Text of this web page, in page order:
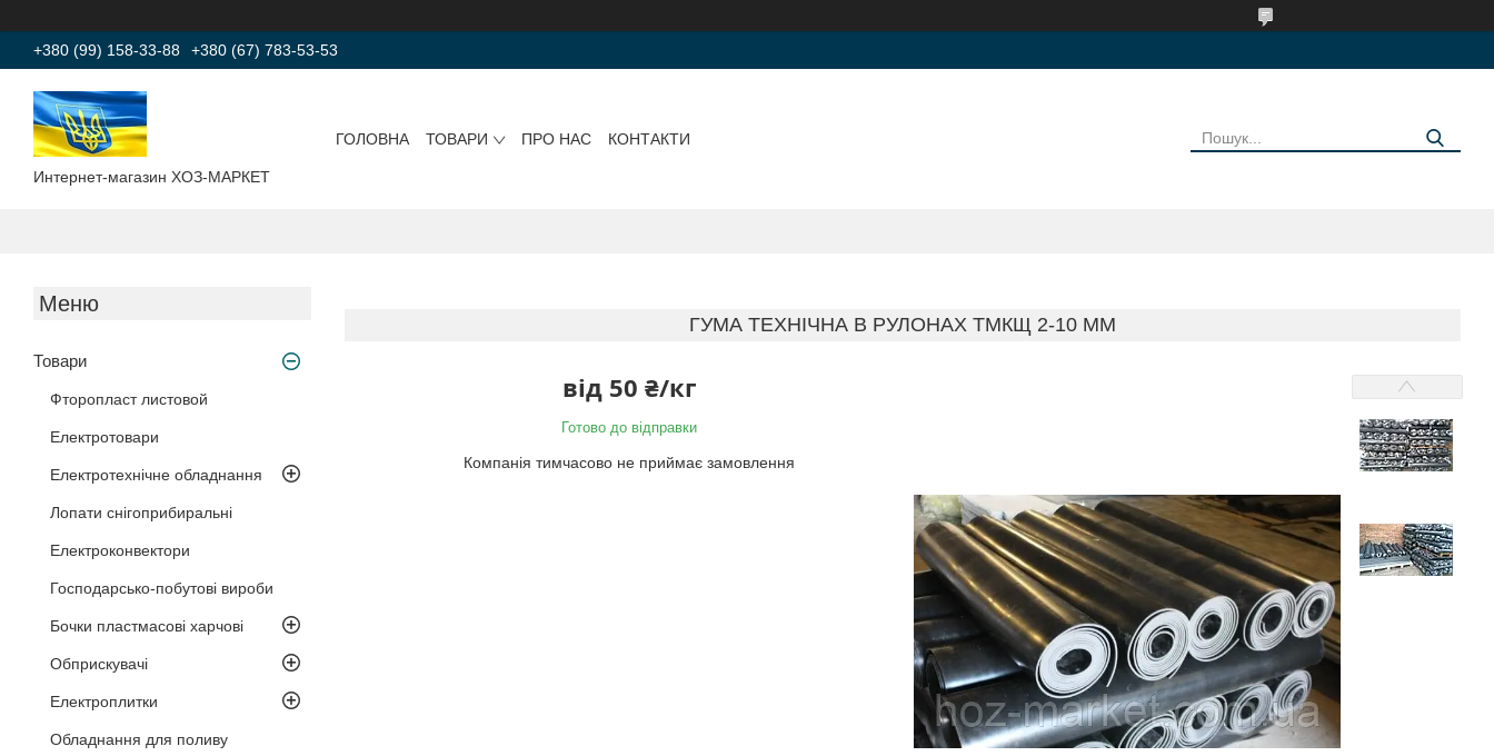
+380 (99) 158-33-88 +380 (67) 783-53-53
Интернет-магазин ХОЗ-МАРКЕТ
ГОЛОВНА ТОВАРИ ПРО НАС КОНТАКТИ
Товари
Фторопласт листовой
Електротовари
Електротехнічне обладнання
Лопати снігоприбиральні
Електроконвектори
Господарсько-побутові вироби
Бочки пластмасові харчові
Обприскувачі
Електроплитки
Обладнання для поливу
ГУМА ТЕХНІЧНА В РУЛОНАХ ТМКЩ 2-10 ММ
від 50 ₴/кг
Готово до відправки
Компанія тимчасово не приймає замовлення